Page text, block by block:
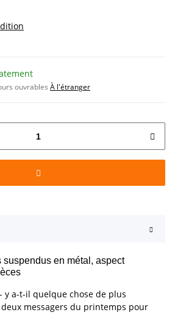
ouvrables À l'étranger
suspendus en métal, aspect
y a-t-il quelque chose de plus
messagers du printemps pour